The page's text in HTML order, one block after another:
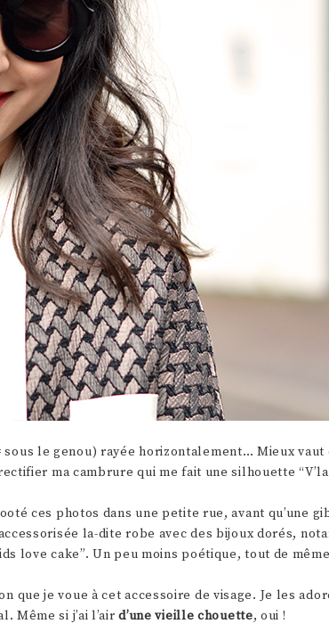
le genou) rayée horizontalement… Mieux vaut
ma cambrure qui me fait une silhouette
ces photos dans une petite rue, avant qu’une
la-dite robe avec des bijoux dorés,
love cake”. Un peu moins poétique, tout de
que je voue à cet accessoire de visage. Je les
Même si j’ai l’aird’une vieille chouette, oui !